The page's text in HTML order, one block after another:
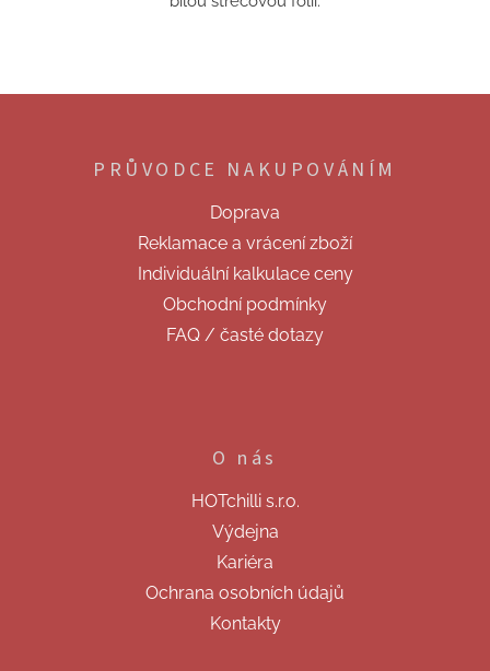
PRŮVODCE NAKUPOVÁNÍM
Doprava
Reklamace a vrácení zboží
Individuální kalkulace ceny
Obchodní podmínky
FAQ / časté dotazy
O nás
HOTchilli s.r.o.
Výdejna
Kariéra
Ochrana osobních údajů
Kontakty